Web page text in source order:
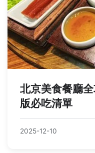
北京美食餐廳
版必吃清單
2025-12-10